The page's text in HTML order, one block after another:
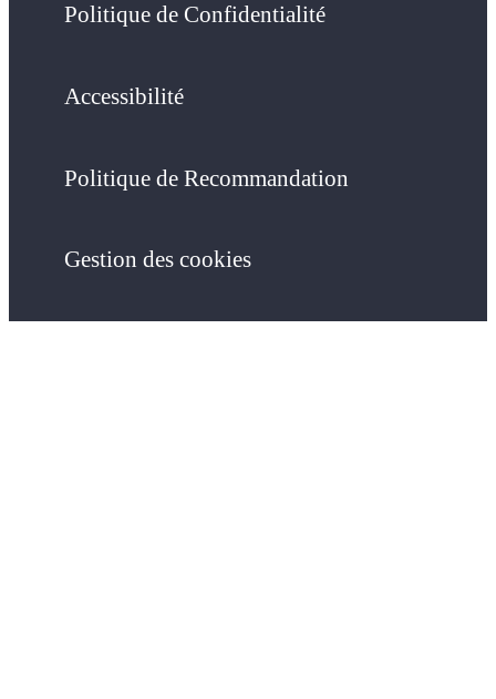
Politique de Confidentialité
Accessibilité
Politique de Recommandation
Gestion des cookies